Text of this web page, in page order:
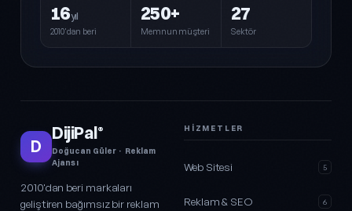
16yıl
2010'dan beri
250+
Memnun müşteri
27
Sektör
D
DijiPal®
Doğucan Güler · Reklam
Ajansı
2010'dan beri markaları
geliştiren bağımsız bir reklam
HIZMETLER
Web Sitesi 5
Reklam & SEO 6